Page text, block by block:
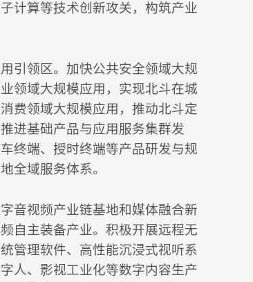
计算等技术创新攻关，构筑产业
引领区。加快公共安全领域大规
领域大规模应用，实现北斗在城
费领域大规模应用，推动北斗定
进基础产品与应用服务集群发
终端、授时终端等产品研发与规
全域服务体系。
音视频产业链基地和媒体融合新
自主装备产业。积极开展远程无
管理软件、高性能沉浸式视听系
人、影视工业化等数字内容生产